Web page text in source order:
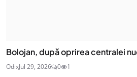
Bolojan, după oprirea centralei
OdixJul 29, 2026 0 1